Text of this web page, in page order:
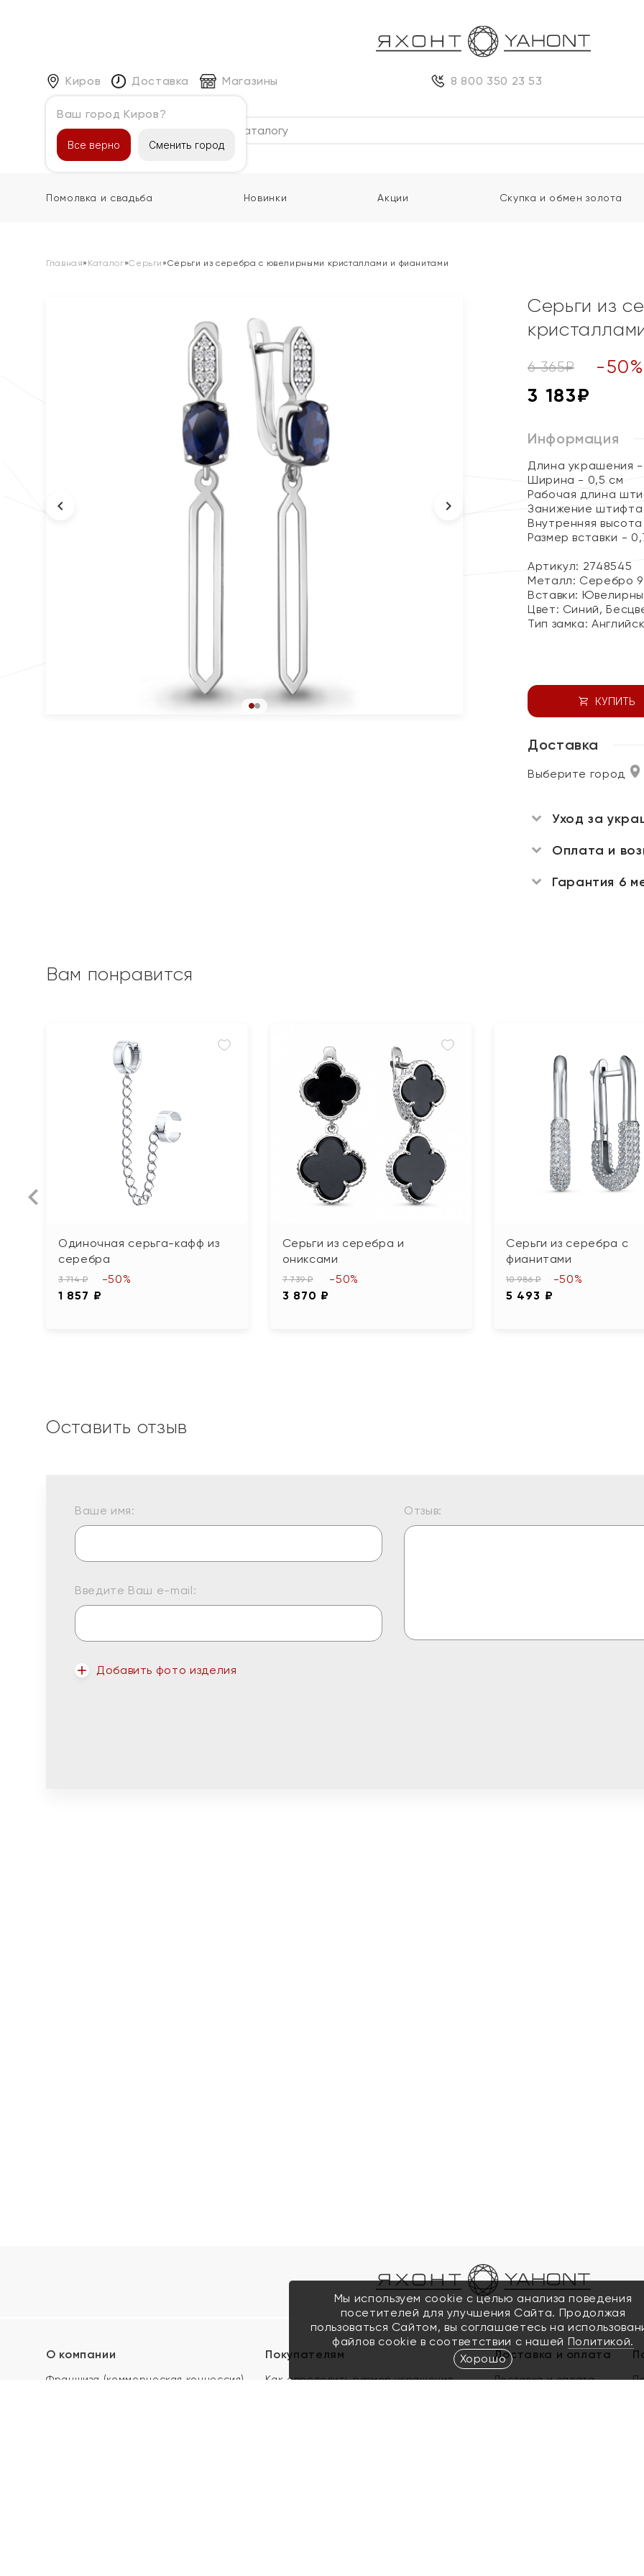
Киров
Ваш город Киров?
Все верно Сменить город
Доставка Магазины 8 800 350 23 53
Каталог
Помолвка и свадьба Новинки Акции Скупка и обмен золота
Главная» Каталог»Серьги »Серьги из серебра с ювелирными кристаллами и фианитами
Серьги из
6 365₽ -50%
3 183₽
Информация
Длина украшения -
Ширина - 0,5 см
Рабочая длина
Занижение
Внутренняя
Размер вставки -
Артикул: 2748545
Металл: Серебро
Вставки:
Цвет: Синий,
Тип замка:
КУПИТЬ
Доставка
Выберите город
Уход за
Оплата и
Гарантия 6
Вам понравится
Одиночная серьга-кафф из
серебра
3 714 ₽
1 857 ₽
-50%
Серьги из серебра и
ониксами
7 739 ₽
3 870 ₽
-50%
Серьги из серебра с
фианитами
10 986 ₽
5 493 ₽
-50%
Оставить отзыв
Ваше имя:
Введите Ваш e-mail:
Добавить фото изделия
Отзыв:
О компании
Франшиза (коммерческая концессия)
Покупателям
Как определить размер украшения
Доставка и оплата
Доставка и оплата
Мы используем cookie с целью анализа поведения
посетителей для улучшения Сайта. Продолжая
пользоваться Сайтом, вы соглашаетесь на
файлов cookie в соответствии с нашей Политикой.
Хорошо